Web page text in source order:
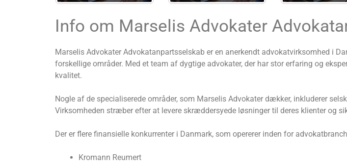
Info om Marselis Advokater
Marselis Advokater Advokatanpartsselskab er en anerkendt advokatvirksomhed i
forskellige områder. Med et team af dygtige advokater, der har stor erfaring og
kvalitet.
Nogle af de specialiserede områder, som Marselis Advokater dækker, inkluderer
Virksomheden stræber efter at levere skræddersyede løsninger til deres klienter og
Der er flere finansielle konkurrenter i Danmark, som opererer inden for
Kromann Reumert